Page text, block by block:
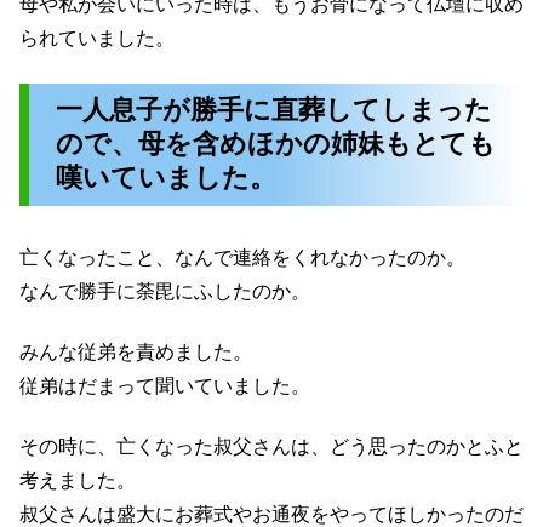
母や私が会いにいった時は、もうお骨になって仏壇に収め
られていました。
一人息子が勝手に直葬してしまった
ので、母を含めほかの姉妹もとても
嘆いていました。
亡くなったこと、なんで連絡をくれなかったのか。
なんで勝手に荼毘にふしたのか。
みんな従弟を責めました。
従弟はだまって聞いていました。
その時に、亡くなった叔父さんは、どう思ったのかとふと
考えました。
叔父さんは盛大にお葬式やお通夜をやってほしかったのだ